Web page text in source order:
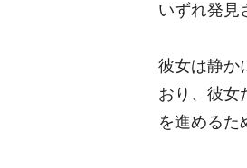
いずれ発見
彼女は静か
おり、彼女
を進めるた